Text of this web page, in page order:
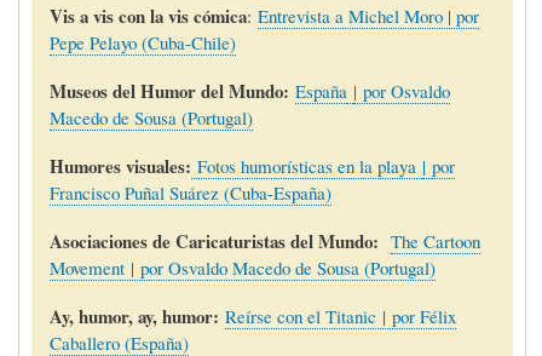
Vis a vis con la vis cómica: Entrevista a Michel Moro | por
Pepe Pelayo (Cuba-Chile)
Museos del Humor del Mundo: España | por Osvaldo
Macedo de Sousa (Portugal)
Humores visuales: Fotos humorísticas en la playa | por
Francisco Puñal Suárez (Cuba-España)
Asociaciones de Caricaturistas del Mundo: The Cartoon
Movement | por Osvaldo Macedo de Sousa (Portugal)
Ay, humor, ay, humor: Reírse con el Titanic | por Félix
Caballero (España)